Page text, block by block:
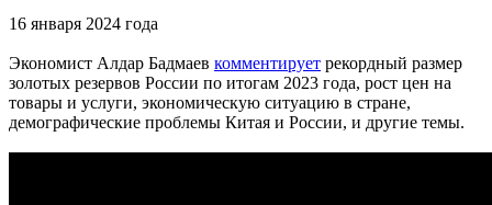
16 января 2024 года
Экономист Алдар Бадмаев комментирует рекордный размер
золотых резервов России по итогам 2023 года, рост цен на
товары и услуги, экономическую ситуацию в стране,
демографические проблемы Китая и России, и другие темы.